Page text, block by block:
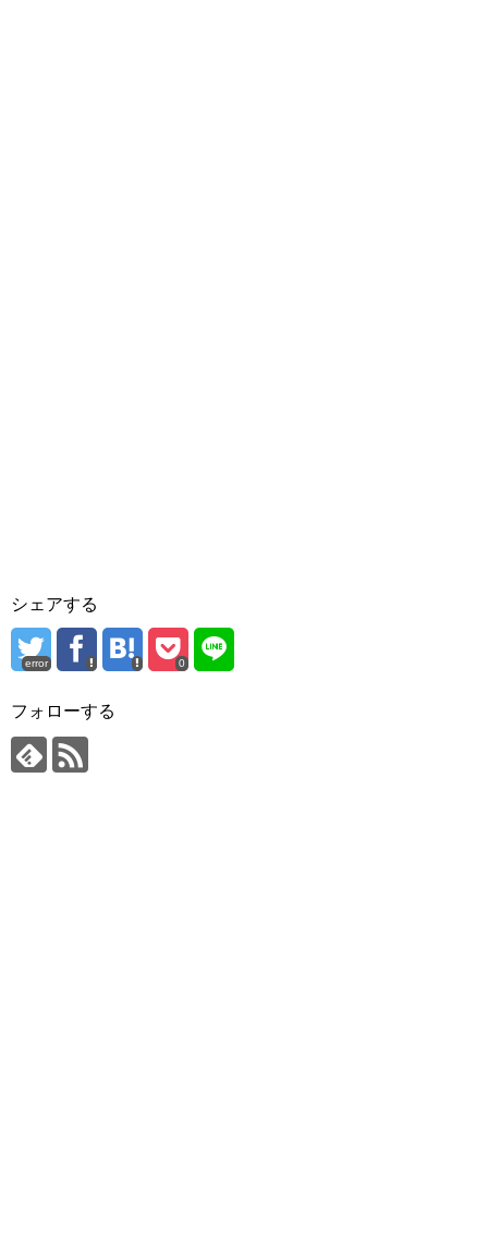
シェアする
error 0
フォローする